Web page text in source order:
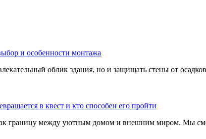
облик здания, но и защищать стены от
границу между уютным домом и внешним миром. Мы